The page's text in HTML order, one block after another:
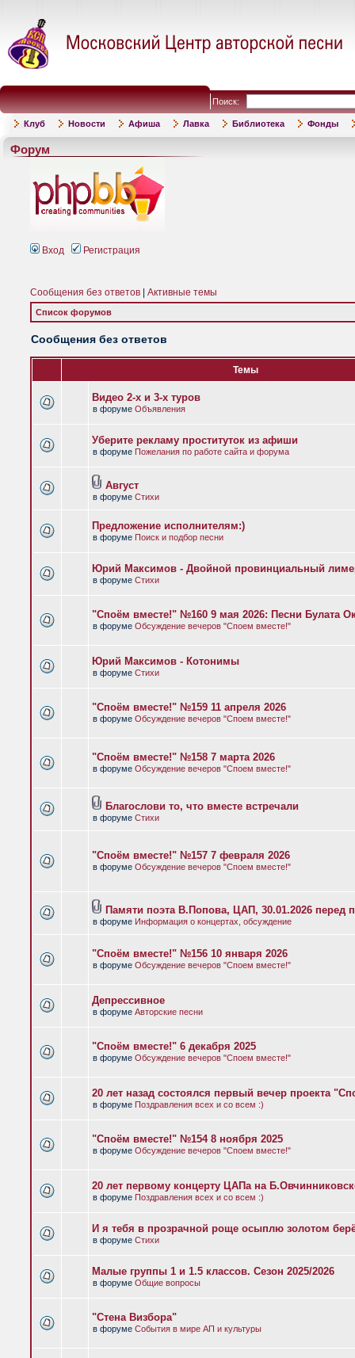
Поиск:
Клуб Новости Афиша Лавка Библиотека Фонды
Форум
Вход Регистрация
Сообщения без ответов Активные темы
Список форумов
Сообщения без ответов
Темы
Видео 2-х и 3-х туров
в форуме Объявления
Уберите рекламу проституток из афиши
в форуме Пожелания по работе сайта и форума
Август
в форуме Стихи
Предложение исполнителям:)
в форуме Поиск и подбор песни
Юрий Максимов - Двойной провинциальный
в форуме Стихи
"Споём вместе!" №160 9 мая 2026: Песни Булата
в форуме Обсуждение вечеров "Споем вместе!"
Юрий Максимов - Котонимы
в форуме Стихи
"Споём вместе!" №159 11 апреля 2026
в форуме Обсуждение вечеров "Споем вместе!"
"Споём вместе!" №158 7 марта 2026
в форуме Обсуждение вечеров "Споем вместе!"
Благослови то, что вместе встречали
в форуме Стихи
"Споём вместе!" №157 7 февраля 2026
в форуме Обсуждение вечеров "Споем вместе!"
Памяти поэта В.Попова, ЦАП, 30.01.2026 перед
в форуме Информация о концертах, обсуждение
"Споём вместе!" №156 10 января 2026
в форуме Обсуждение вечеров "Споем вместе!"
Депрессивное
в форуме Авторские песни
"Споём вместе!" 6 декабря 2025
в форуме Обсуждение вечеров "Споем вместе!"
20 лет назад состоялся первый вечер проекта
в форуме Поздравления всех и со всем :)
"Споём вместе!" №154 8 ноября 2025
в форуме Обсуждение вечеров "Споем вместе!"
20 лет первому концерту ЦАПа на
в форуме Поздравления всех и со всем :)
И я тебя в прозрачной роще осыплю золотом
в форуме Стихи
Малые группы 1 и 1.5 классов. Сезон 2025/2026
в форуме Общие вопросы
"Стена Визбора"
в форуме События в мире АП и культуры